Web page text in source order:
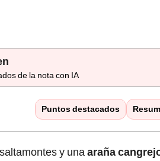
de la nota con IA
Puntos destacados
y unaaraña